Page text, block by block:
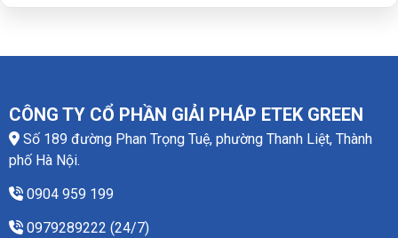
CÔNG TY CỔ PHẦN GIẢI PHÁP ETEK GREEN
Số 189 đường Phan Trọng Tuệ, phường Thanh Liệt, Thành
phố Hà Nội.
0904 959 199
0979289222 (24/7)